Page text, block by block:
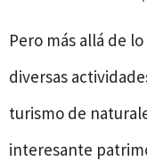
Pero más allá de
diversas
turismo de
interesante